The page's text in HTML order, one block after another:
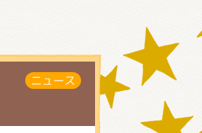
ニュース